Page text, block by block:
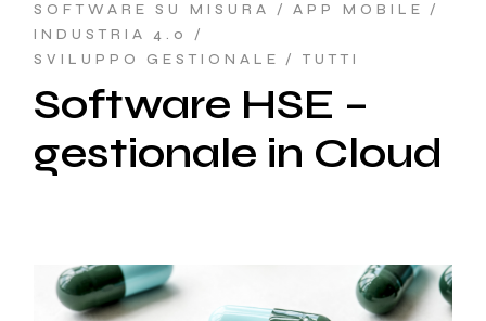
SOFTWARE SU MISURA
APP MOBILE
INDUSTRIA 4.0
SVILUPPO GESTIONALE
TUTTI
Software HSE –
gestionale in Cloud